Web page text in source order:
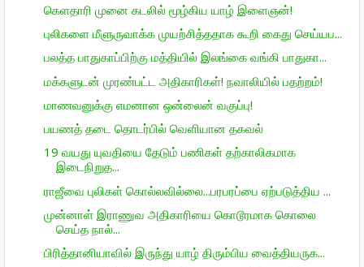
கெளதாரி முனை கடலில் மூழ்கிய யாழ் இளைஞன்!
புலிகளை மீளுருவாக்க முயற்சித்ததாக கூறி கைது செய்யப...
பலத்த பாதுகாப்பிற்கு மத்தியில் இலங்கை வங்கி பாதுகா...
மக்களுடன் முரண்பட்ட அதிகாரிகள்! நவாலியில் பதற்றம்!
மாணவனுக்கு எமனான ஒன்லைன் வகுப்பு!
பயணத் தடை தொடர்பில் வெளியான தகவல்
19 வயது யுவதியை தேடும் பணிகள் தற்காலிகமாக
இடைநிறுத...
ராஜீவை புலிகள் கொல்லவில்லை...பரபரப்பை ஏற்படுத்திய ...
முன்னாள் இராணுவ அதிகாரியை கொடூரமாக கொலை
செய்த நால்...
பிரித்தானியாவில் இருந்து யாழ் திரும்பிய வைத்தியருக...